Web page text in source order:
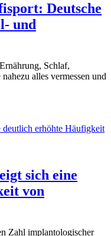
Deutsche
und
Schlaf,
alles vermessen und
sich eine
von
Zahl implantologischer